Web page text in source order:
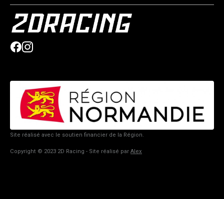
Site réalisé avec le soutien financier de la Région.
Copyright © 2023 2D Racing - Site réalisé par Alex